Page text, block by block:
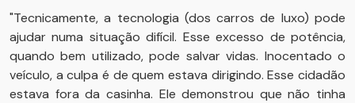
"Tecnicamente, a tecnologia (dos carros de luxo) pode
ajudar numa situação difícil. Esse excesso de potência,
quando bem utilizado, pode salvar vidas. Inocentado o
veículo, a culpa é de quem estava dirigindo. Esse cidadão
estava fora da casinha. Ele demonstrou que não tinha